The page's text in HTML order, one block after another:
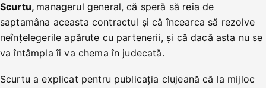
Scurtu, managerul general, că speră să reia de
saptamâna aceasta contractul și că încearca să rezolve
neînțelegerile apărute cu partenerii, și că dacă asta nu se
va întâmpla îi va chema în judecată.
Scurtu a explicat pentru publicația clujeană că la mijloc